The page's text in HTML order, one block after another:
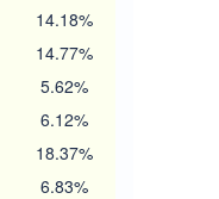
14.18%
14.77%
5.62%
6.12%
18.37%
6.83%